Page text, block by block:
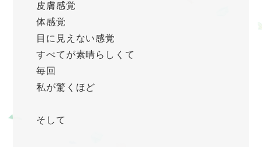
皮膚感覚
体感覚
目に見えない感覚
すべてが素晴らしくて
毎回
私が驚くほど
そして